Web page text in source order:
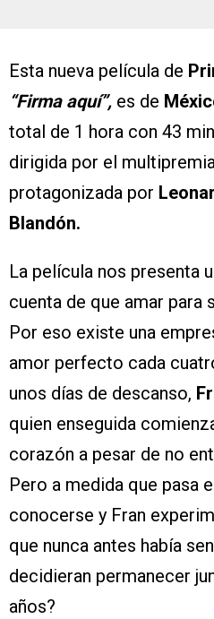
Esta nueva película de
“Firma aquí”, es de
total de 1 hora con 43
dirigida por el
protagonizada por
Blandón.
La película nos presenta
cuenta de que amar para
Por eso existe una
amor perfecto cada
unos días de descanso,
quien enseguida
corazón a pesar de no
Pero a medida que pasa
conocerse y Fran
que nunca antes había
decidieran permanecer
años?